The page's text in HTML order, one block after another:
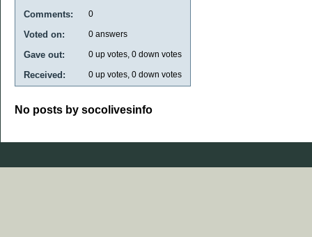
Comments: 0
Voted on: 0 answers
Gave out: 0 up votes, 0 down votes
Received: 0 up votes, 0 down votes
No posts by socolivesinfo